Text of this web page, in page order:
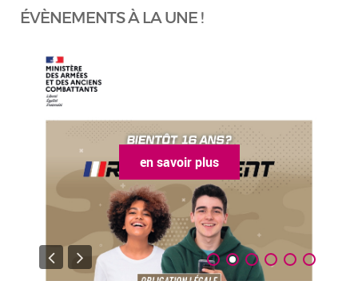
ÉVÈNEMENTS À LA UNE !
en savoir plus